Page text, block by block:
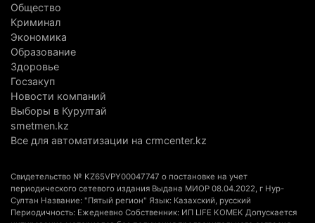
Выборы в Курултай: Алматинская область вошла
в число регионов с самым большим
количеством избирателей
4 августа 2026 г. 09:09
«От экспорта сырья - к сложным
производствам»: партия «Әділет» представила в
Актобе план диверсификации
Солдат-срочник выпал из окна четвертого этажа
казармы в Конаеве
3 августа 2026 г. 18:08 190
Общество
Криминал
Экономика
Образование
Здоровье
Госзакуп
Новости компаний
Выборы в Курултай
smetmen.kz
Все для автоматизации на crmcenter.kz
Свидетельство № KZ65VPY00047747 о постановке на учет
периодического сетевого издания Выдана МИОР 08.04.2022, г Нур-
Султан Название: "Пятый регион" Язык: Казахский, русский
Периодичность: Ежедневно Собственник: ИП LIFE KOMEK Допускается